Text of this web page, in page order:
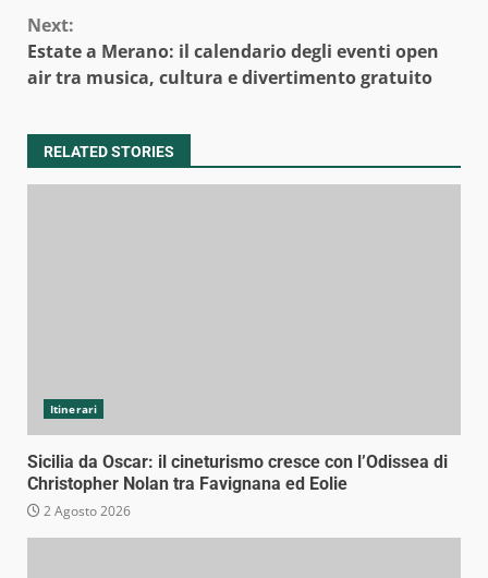
Next:
Estate a Merano: il calendario degli eventi open
air tra musica, cultura e divertimento gratuito
RELATED STORIES
Itinerari
Sicilia da Oscar: il cineturismo cresce con l’Odissea di
Christopher Nolan tra Favignana ed Eolie
2 Agosto 2026